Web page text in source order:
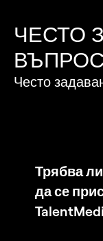
ЧЕСТО
Често
Трябва
да се